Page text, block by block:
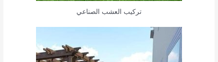
تركيب العشب الصناعي